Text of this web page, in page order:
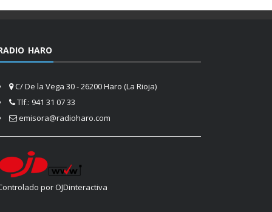
HARO
C/ De la Vega 30 - 26200 Haro (La Rioja)
Tlf.: 941 31 07 33
emisora@radioharo.com
por OJDinteractiva